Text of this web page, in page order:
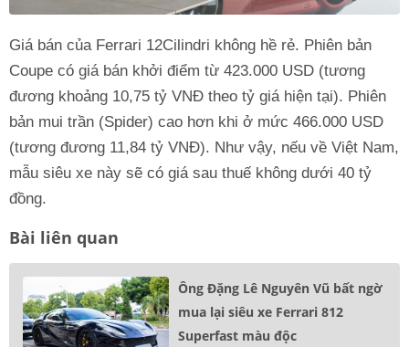
Giá bán của Ferrari 12Cilindri không hề rẻ. Phiên bản
Coupe có giá bán khởi điểm từ 423.000 USD (tương
đương khoảng 10,75 tỷ VNĐ theo tỷ giá hiện tại). Phiên
bản mui trần (Spider) cao hơn khi ở mức 466.000 USD
(tương đương 11,84 tỷ VNĐ). Như vậy, nếu về Việt Nam,
mẫu siêu xe này sẽ có giá sau thuế không dưới 40 tỷ
đồng.
Bài liên quan
Ông Đặng Lê Nguyên Vũ bất ngờ
mua lại siêu xe Ferrari 812
Superfast màu độc